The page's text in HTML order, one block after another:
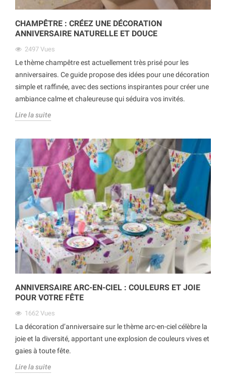
CHAMPÊTRE : CRÉEZ UNE DÉCORATION
ANNIVERSAIRE NATURELLE ET DOUCE
2497 Vues
Le thème champêtre est actuellement très prisé pour les
anniversaires. Ce guide propose des idées pour une décoration
simple et raffinée, avec des sections inspirantes pour créer une
ambiance calme et chaleureuse qui séduira vos invités.
Lire la suite
ANNIVERSAIRE ARC-EN-CIEL : COULEURS ET JOIE
POUR VOTRE FÊTE
1662 Vues
La décoration d’anniversaire sur le thème arc-en-ciel célèbre la
joie et la diversité, apportant une explosion de couleurs vives et
gaies à toute fête.
Lire la suite